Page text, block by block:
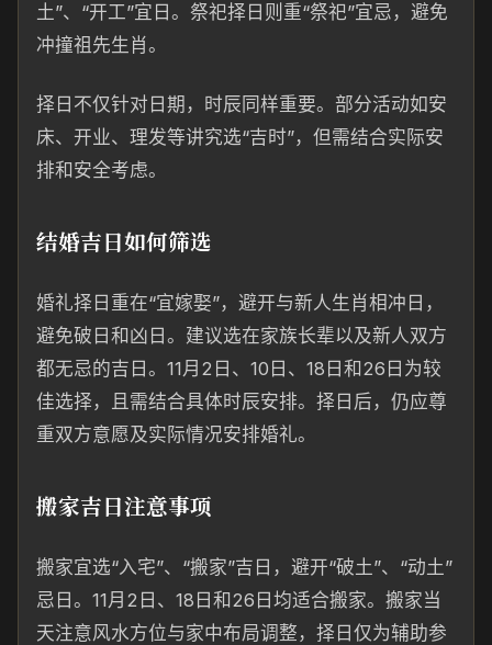
土”、“开工”宜日。祭祀择日则重“祭祀”宜忌，避免
冲撞祖先生肖。
择日不仅针对日期，时辰同样重要。部分活动如安
床、开业、理发等讲究选“吉时”，但需结合实际安
排和安全考虑。
结婚吉日如何筛选
婚礼择日重在“宜嫁娶”，避开与新人生肖相冲日，
避免破日和凶日。建议选在家族长辈以及新人双方
都无忌的吉日。11月2日、10日、18日和26日为较
佳选择，且需结合具体时辰安排。择日后，仍应尊
重双方意愿及实际情况安排婚礼。
搬家吉日注意事项
搬家宜选“入宅”、“搬家”吉日，避开“破土”、“动土”
忌日。11月2日、18日和26日均适合搬家。搬家当
天注意风水方位与家中布局调整，择日仅为辅助参